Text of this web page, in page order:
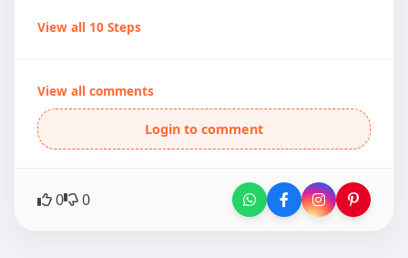
View all 10 Steps
View all comments
Login to comment
0 0